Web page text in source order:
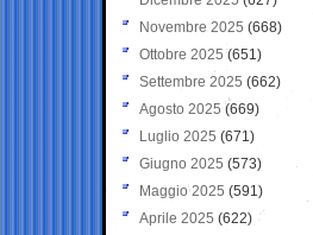
Novembre 2025 (668)
Ottobre 2025 (651)
Settembre 2025 (662)
Agosto 2025 (669)
Luglio 2025 (671)
Giugno 2025 (573)
Maggio 2025 (591)
Aprile 2025 (622)